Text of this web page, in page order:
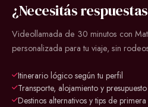
¿Necesitás respuestas
Videollamada de 30 minutos con
personalizada para tu viaje, sin
Itinerario lógico según tu perfil
Transporte, alojamiento y presupuesto
Destinos alternativos y tips de